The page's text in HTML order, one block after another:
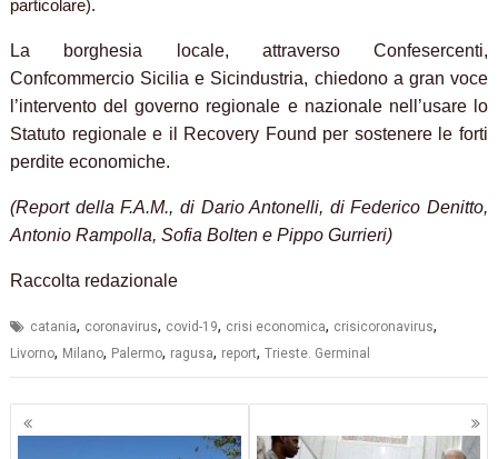
particolare).
La borghesia locale, attraverso Confesercenti,
Confcommercio Sicilia e Sicindustria, chiedono a gran voce
l’intervento del governo regionale e nazionale nell’usare lo
Statuto regionale e il Recovery Found per sostenere le forti
perdite economiche.
(Report della F.A.M., di Dario Antonelli, di Federico Denitto,
Antonio Rampolla, Sofia Bolten e Pippo Gurrieri)
Raccolta redazionale
catania, coronavirus, covid-19, crisi economica, crisicoronavirus,
Livorno, Milano, Palermo, ragusa, report,Trieste. Germinal
Navigazione
articoli